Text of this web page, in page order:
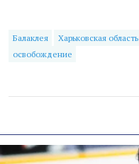
Балаклея Харьковская область
освобождение